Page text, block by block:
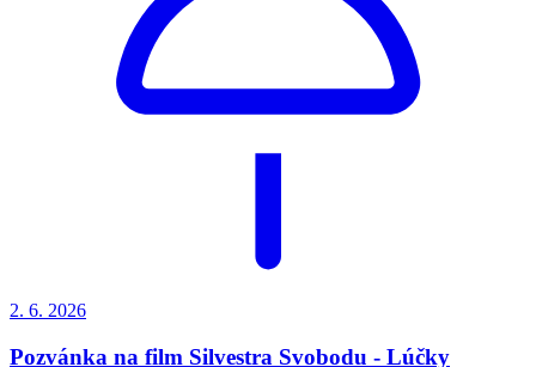
2. 6. 2026
Pozvánka na film Silvestra Svobodu - Lúčky